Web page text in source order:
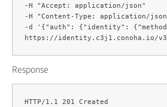
-H "Accept: application/json"
-H "Content-Type: application/
-d '{"auth": {"identity":
Response
HTTP/1.1 201 Created